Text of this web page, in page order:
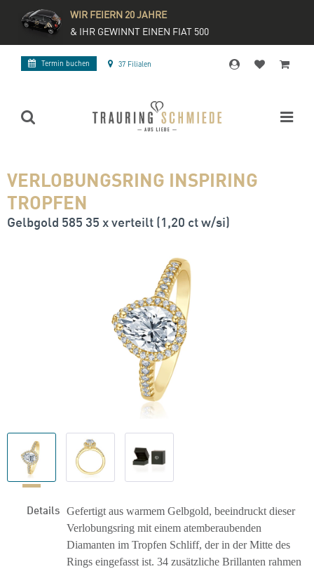
WIR FEIERN 20 JAHRE
& IHR GEWINNT EINEN FIAT 500
Termin buchen 37 Filialen
VERLOBUNGSRING INSPIRING
TROPFEN
Gelbgold 585 35 x verteilt (1,20 ct w/si)
Details Gefertigt aus warmem Gelbgold, beeindruckt dieser
Verlobungsring mit einem atemberaubenden
Diamanten im Tropfen Schliff, der in der Mitte des
Rings eingefasst ist. 34 zusätzliche Brillanten rahmen